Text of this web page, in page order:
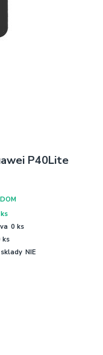
P40Lite
0 ks
ks
NIE